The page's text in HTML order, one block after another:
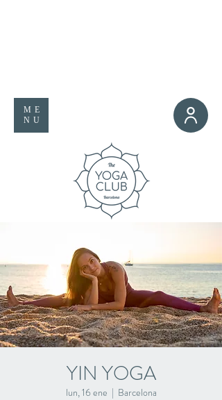
ME
NU
YIN YOGA
lun, 16 ene
  |
Barcelona